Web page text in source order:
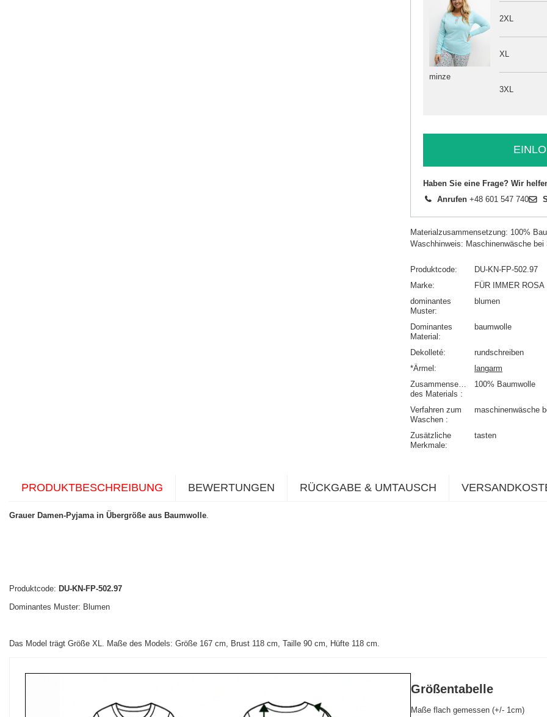
minze
2XL
XL
3XL
Haben Sie eine Frage? Wir
Anrufen +48 601 547 740
Materialzusammensetzung: 100%
Waschhinweis: Maschinenwäsche bei
Produktcode
DU-KN-FP-502.97
Marke
FÜR IMMER ROSA
dominantes
Muster
blumen
Dominantes
Material
baumwolle
Dekolleté
rundschreiben
*Ärmel
langarm
Zusammensetzung
des Materials
100% Baumwolle
Verfahren zum
Waschen
maschinenwäsche
Zusätzliche
Merkmale
tasten
PRODUKTBESCHREIBUNG BEWERTUNGEN RÜCKGABE & UMTAUSCH
Grauer Damen-Pyjama in Übergröße aus Baumwolle
Produktcode: DU-KN-FP-502.97
Dominantes Muster: Blumen
Das Model trägt Größe XL. Maße des Models: Größe 167 cm, Brust 118 cm, Taille 90 cm, Hüfte 118 cm
Größentabelle
Maße flach gemessen (+/- 1cm)